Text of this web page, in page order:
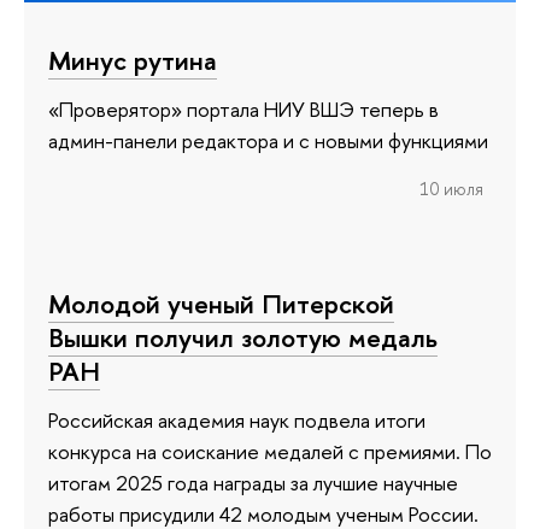
Минус рутина
«Проверятор» портала НИУ ВШЭ теперь в
админ-панели редактора и с новыми функциями
10 июля
Молодой ученый Питерской
Вышки получил золотую медаль
РАН
Российская академия наук подвела итоги
конкурса на соискание медалей с премиями. По
итогам 2025 года награды за лучшие научные
работы присудили 42 молодым ученым России.